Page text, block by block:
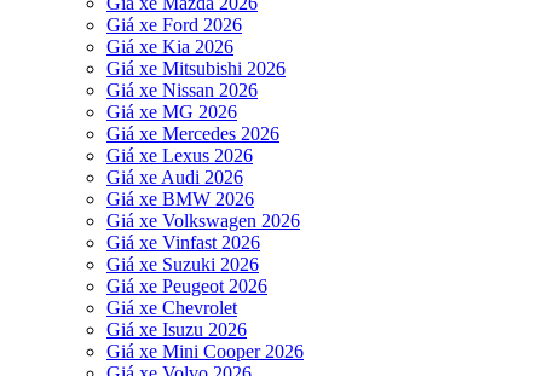
Giá xe Ford 2026
Giá xe Kia 2026
Giá xe Mitsubishi 2026
Giá xe Nissan 2026
Giá xe MG 2026
Giá xe Mercedes 2026
Giá xe Lexus 2026
Giá xe Audi 2026
Giá xe BMW 2026
Giá xe Volkswagen 2026
Giá xe Vinfast 2026
Giá xe Suzuki 2026
Giá xe Peugeot 2026
Giá xe Chevrolet
Giá xe Isuzu 2026
Giá xe Mini Cooper 2026